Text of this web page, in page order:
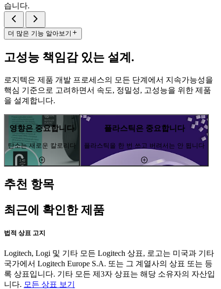
습니다.
더 많은 기능 알아보기
고성능 책임감 있는 설계.
로지텍은 제품 개발 프로세스의 모든 단계에서 지속가능성을
핵심 기준으로 고려하면서 속도, 정밀성, 고성능을 위한 제품
을 설계합니다.
영향은 중요합니다
탄소는 새로운 칼로리다
플라스틱은 중요합니다
플라스틱을 한 번 쓰고 버려서는 안 됩니다
추천 항목
최근에 확인한 제품
법적 상표 고지
Logitech, Logi 및 기타 모든 Logitech 상표, 로고는 미국과 기타
국가에서 Logitech Europe S.A. 또는 그 계열사의 상표 또는 등
록 상표입니다. 기타 모든 제3자 상표는 해당 소유자의 자산입
니다. 모든 상표 보기